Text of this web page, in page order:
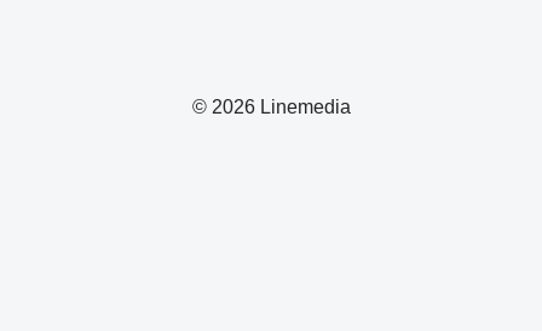
© 2026 Linemedia